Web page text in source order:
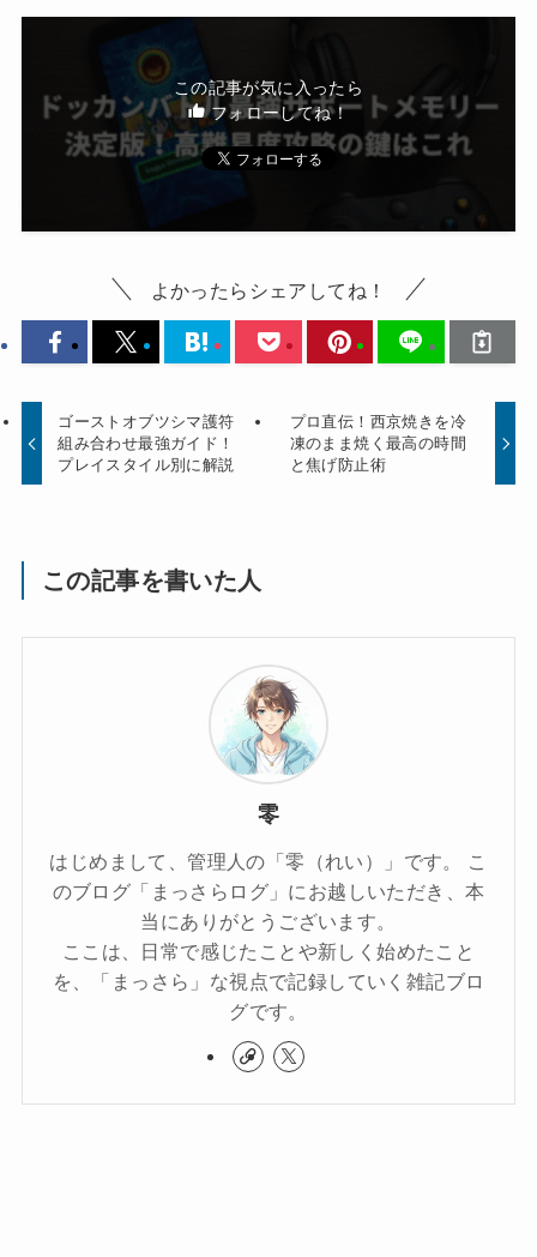
この記事が気に入ったら
フォローしてね！
よかったらシェアしてね！
ゴーストオブツシマ護符
組み合わせ最強ガイド！
プレイスタイル別に解説
プロ直伝！西京焼きを冷
凍のまま焼く最高の時間
と焦げ防止術
この記事を書いた人
零
はじめまして、管理人の「零（れい）」です。 こ
のブログ「まっさらログ」にお越しいただき、本
当にありがとうございます。
ここは、日常で感じたことや新しく始めたこと
を、「まっさら」な視点で記録していく雑記ブロ
グです。